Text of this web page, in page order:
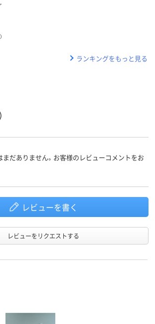
ランキングをもっと見る
だありません。お客様のレビューコメントをお
レビューを書く
レビューをリクエストする